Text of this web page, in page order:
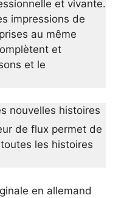
et vivante.
impressions de
au même
et
et le
nouvelles histoires
de flux permet de
les histoires
en allemand